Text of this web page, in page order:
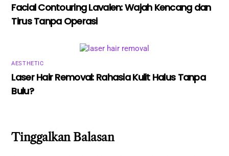
Facial Contouring Lavalen: Wajah Kencang dan
Tirus Tanpa Operasi
AESTHETIC
Laser Hair Removal: Rahasia Kulit Halus Tanpa
Bulu?
Tinggalkan Balasan